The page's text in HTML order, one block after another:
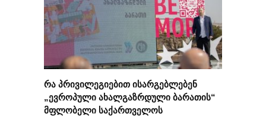
რა პრივილეგიებით ისარგებლებენ
„ევროპული ახალგაზრდული ბარათის“
მფლობელი საქართველოს